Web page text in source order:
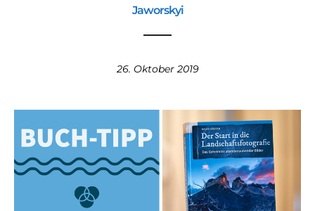
Jaworskyi
26. Oktober 2019